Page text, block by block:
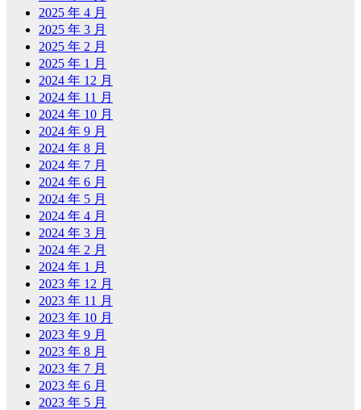
2025 年 4 月
2025 年 3 月
2025 年 2 月
2025 年 1 月
2024 年 12 月
2024 年 11 月
2024 年 10 月
2024 年 9 月
2024 年 8 月
2024 年 7 月
2024 年 6 月
2024 年 5 月
2024 年 4 月
2024 年 3 月
2024 年 2 月
2024 年 1 月
2023 年 12 月
2023 年 11 月
2023 年 10 月
2023 年 9 月
2023 年 8 月
2023 年 7 月
2023 年 6 月
2023 年 5 月